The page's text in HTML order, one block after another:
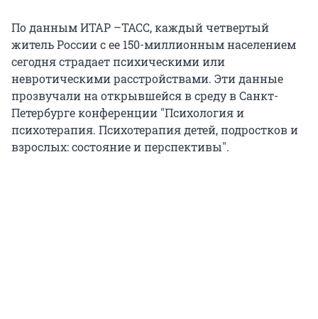
По данным ИТАР –ТАСС, каждый четвертый
житель России с ее 150-миллионным населением
сегодня страдает психическими или
невротическими расстройствами. Эти данные
прозвучали на открывшейся в среду в Санкт-
Петербурге конференции "Психология и
психотерапия. Психотерапия детей, подростков и
взрослых: состояние и перспективы".